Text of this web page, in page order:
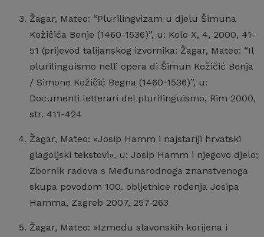
Žagar, Mateo: “Plurilingvizam u djelu Šimuna
Kožičića Benje (1460-1536)”, u: Kolo X, 4, 2000, 41-
51 (prijevod talijanskog izvornika: Žagar, Mateo: “Il
plurilinguismo nell’ opera di Šimun Kožičić Benja
/ Simone Kožičić Begna (1460-1536)”, u:
Documenti letterari del plurilinguismo, Rim 2000,
str. 411-424
Žagar, Mateo: «Josip Hamm i najstariji hrvatski
glagoljski tekstovi», u: Josip Hamm i njegovo djelo;
Zbornik radova s Međunarodnoga znanstvenoga
skupa povodom 100. obljetnice rođenja Josipa
Hamma, Zagreb 2007, 257-263
Žagar, Mateo: »Između slavonskih korijena i